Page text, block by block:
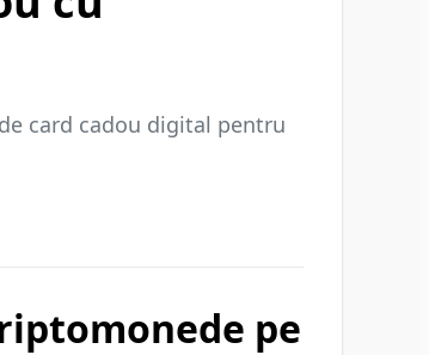
card cadou digital pentru
pe